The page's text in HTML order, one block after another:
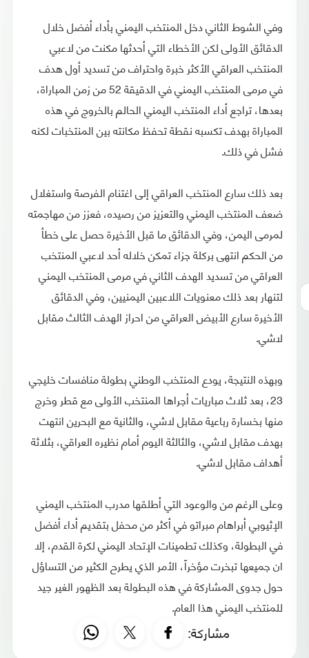
وفي الشوط الثاني دخل المنتخب اليمني بأداء أفضل خلال
الدقائق الأولى لكن الأخطاء التي أحدثها مكنت من لاعبي
المنتخب العراقي الأكثر خبرة واحتراف من تسديد أول هدف
في مرمى المنتخب اليمني في الدقيقة 52 من زمن المباراة،
بعدها، تراجع أداء المنتخب اليمني الحالم بالخروج في هذه
المباراة بهدف تكسبه نقطة تحفظ مكانته بين المنتخبات لكنه
فشل في ذلك.
بعد ذلك سارع المنتخب العراقي إلى اغتنام الفرصة واستغلال
ضعف المنتخب اليمني والتعزيز من رصيده، فعزز من مهاجمته
لمرمى اليمن، وفي الدقائق ما قبل الأخيرة حصل على خطأ
من الحكم انتهى بركلة جزاء تمكن خلاله أحد لاعبي المنتخب
العراقي من تسديد الهدف الثاني في مرمى المنتخب اليمني
لتنهار بعد ذلك معنويات اللاعبين اليمنيين، وفي الدقائق
الأخيرة سارع الأبيض العراقي من احراز الهدف الثالث مقابل
لاشي.
وبهذه النتيجة، يودع المنتخب الوطني بطولة منافسات خليجي
23، بعد ثلاث مباريات أجراها المنتخب الأولى مع قطر وخرج
منها بخسارة رباعية مقابل لاشي، والثانية مع البحرين انتهت
بهدف مقابل لاشي، والثالثة اليوم أمام نظيره العراقي، بثلاثة
أهداف مقابل لاشي.
وعلى الرغم من والوعود التي أطلقها مدرب المنتخب اليمني
الإثيوبي أبراهام مبراتو في أكثر من محفل بتقديم أداء أفضل
في البطولة، وكذلك تطمينات الإتحاد اليمني لكرة القدم، إلا
ان جميعها تبخرت مؤخراً، الأمر الذي يطرح الكثير من التساؤل
حول جدوى المشاركة في هذه البطولة بعد الظهور الغير جيد
للمنتخب اليمني هذا العام.
مشاركة: